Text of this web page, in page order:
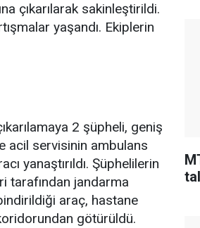
çıkarılarak sakinleştirildi.
yaşandı. Ekiplerin
2 şüpheli, geniş
acil servisinin ambulans
yanaştırıldı. Şüphelilerin
tarafından jandarma
araç, hastane
götürüldü.